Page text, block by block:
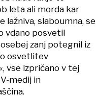
leta ali morda kar
lažniva, slaboumna, se
vdano posvetil
zanj potegnil iz
osvetlitev
vse izpričano v tej
medij in